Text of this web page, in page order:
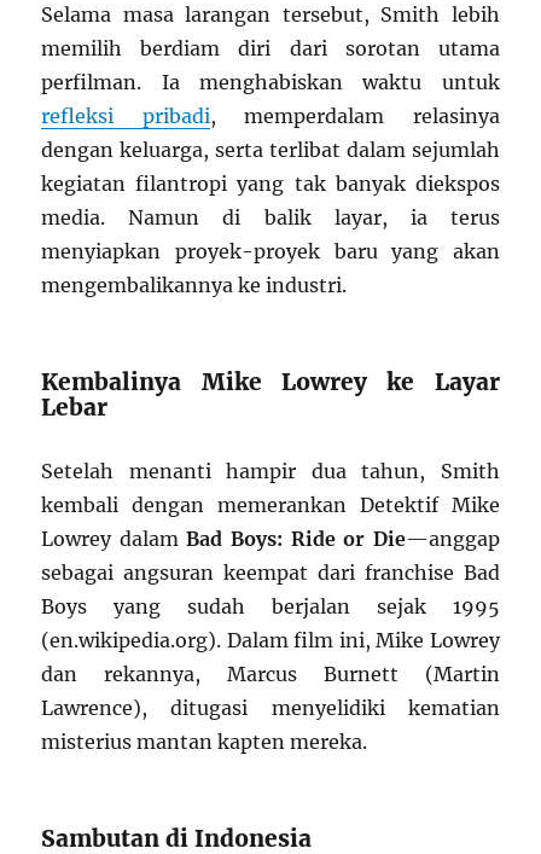
Selama masa larangan tersebut, Smith lebih
memilih berdiam diri dari sorotan utama
perfilman. Ia menghabiskan waktu untuk
refleksi pribadi, memperdalam relasinya
dengan keluarga, serta terlibat dalam sejumlah
kegiatan filantropi yang tak banyak diekspos
media. Namun di balik layar, ia terus
menyiapkan proyek-proyek baru yang akan
mengembalikannya ke industri.
Kembalinya Mike Lowrey ke Layar
Lebar
Setelah menanti hampir dua tahun, Smith
kembali dengan memerankan Detektif Mike
Lowrey dalamBad Boys: Ride or Die—anggap
sebagai angsuran keempat dari franchise Bad
Boys yang sudah berjalan sejak 1995
(en.wikipedia.org). Dalam film ini, Mike Lowrey
dan rekannya, Marcus Burnett (Martin
Lawrence), ditugasi menyelidiki kematian
misterius mantan kapten mereka.
Sambutan di Indonesia